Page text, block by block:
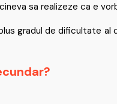
sa realizeze ca e
gradul de dificultate